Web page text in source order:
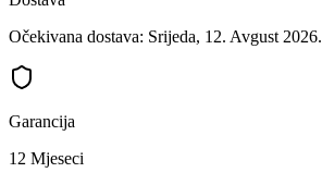
Očekivana dostava: Srijeda, 12. Avgust 2026.
Garancija
12 Mjeseci